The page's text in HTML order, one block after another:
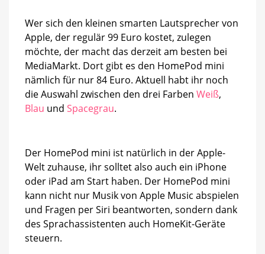
Wer sich den kleinen smarten Lautsprecher von
Apple, der regulär 99 Euro kostet, zulegen
möchte, der macht das derzeit am besten bei
MediaMarkt. Dort gibt es den HomePod mini
nämlich für nur 84 Euro. Aktuell habt ihr noch
die Auswahl zwischen den drei Farben Weiß,
Blau und Spacegrau.
Der HomePod mini ist natürlich in der Apple-
Welt zuhause, ihr solltet also auch ein iPhone
oder iPad am Start haben. Der HomePod mini
kann nicht nur Musik von Apple Music abspielen
und Fragen per Siri beantworten, sondern dank
des Sprachassistenten auch HomeKit-Geräte
steuern.